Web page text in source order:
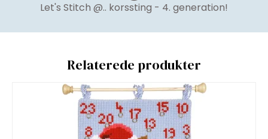
Let's Stitch @.. korssting - 4. generation!
Relaterede produkter